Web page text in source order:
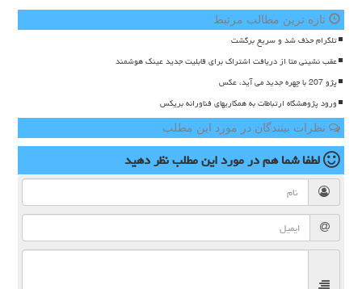
تازه ترین مطالب مرتبط
تلگرام حذف شد و سریع برگشت
عقب نشینی متا از دریافت اشتراک برای قابلیت جدید عینک هوشمند
پژو 207 با چهره جدید می آید، عکس
ورود پژوهشگاه ارتباطات به همکاریهای فناورانه بریکس
نظرات بینندگان در مورد این مطلب
لطفا شما همدر مورد این مطلبنظر دهید